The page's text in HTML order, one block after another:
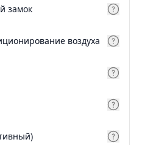
замок
воздуха